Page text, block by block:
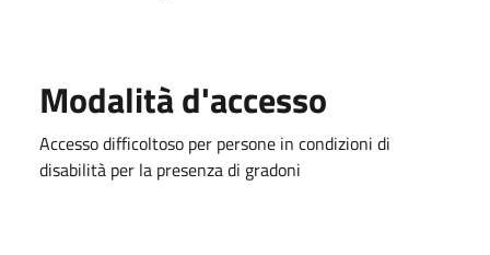
Modalità d'accesso
Accesso difficoltoso per persone in condizioni di
disabilità per la presenza di gradoni